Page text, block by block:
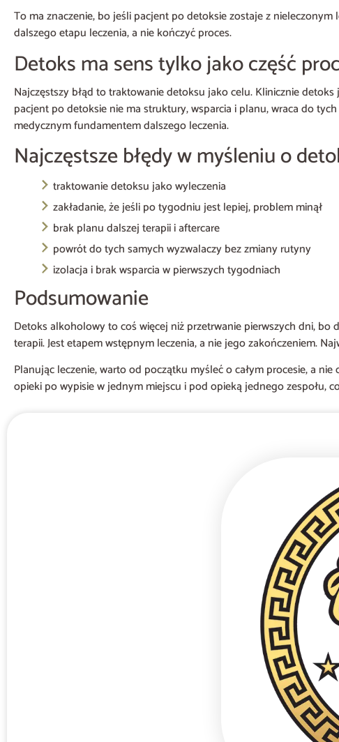
To ma znaczenie, bo jeśli pacjent po detoksie zostaje z
dalszego etapu leczenia, a nie kończyć proces.
Detoks ma sens tylko jako część
Najczęstszy błąd to traktowanie detoksu jako celu. Klinicznie
pacjent po detoksie nie ma struktury, wsparcia i planu, wraca do
medycznym fundamentem dalszego leczenia.
Najczęstsze błędy w myśleniu o
traktowanie detoksu jako wyleczenia
zakładanie, że jeśli po tygodniu jest lepiej, problem minął
brak planu dalszej terapii i aftercare
powrót do tych samych wyzwalaczy bez zmiany rutyny
izolacja i brak wsparcia w pierwszych tygodniach
Podsumowanie
Detoks alkoholowy to coś więcej niż przetrwanie pierwszych dni,
terapii. Jest etapem wstępnym leczenia, a nie jego zakończeniem.
Planując leczenie, warto od początku myśleć o całym procesie, a
opieki po wypisie w jednym miejscu i pod opieką jednego zespołu,